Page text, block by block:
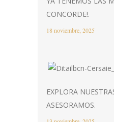
CONCORDE!.
18 noviembre, 2025
EXPLORA
ASESORAMOS.